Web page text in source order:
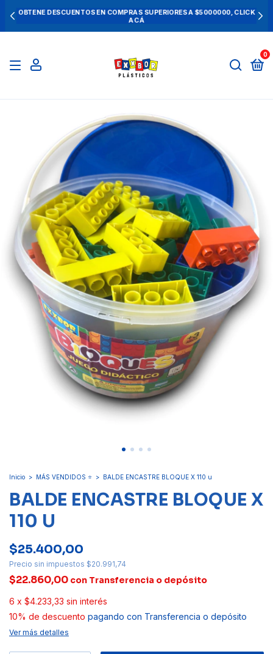
OBTENE DESCUENTOS EN COMPRAS SUPERIORES A $5000000, CLICK
ACÁ
0
Inicio > MÁS VENDIDOS ⭐ > BALDE ENCASTRE BLOQUE X 110 u
BALDE ENCASTRE BLOQUE X
110 U
$25.400,00
Precio sin impuestos $20.991,74
$22.860,00 con Transferencia o depósito
6 x $4.233,33 sin interés
10% de descuento pagando con Transferencia o depósito
Ver más detalles